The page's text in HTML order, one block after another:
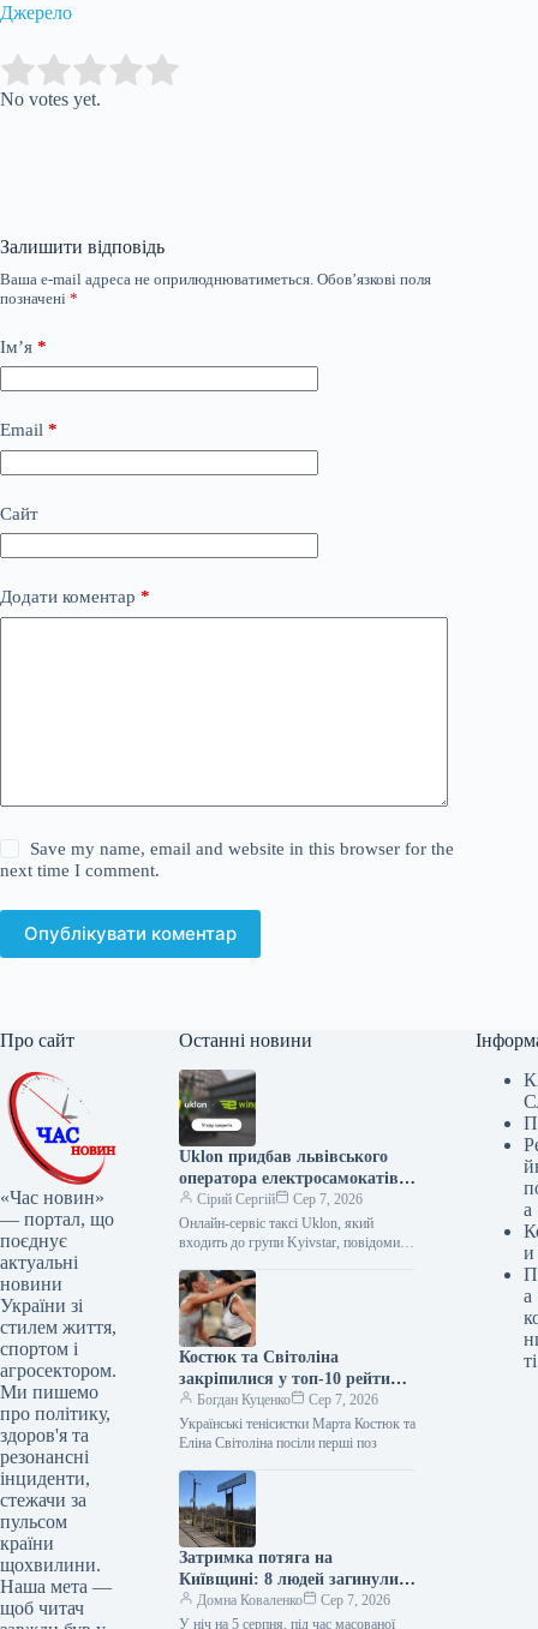
Джерело
Rate this item:
No votes yet.
Залишити відповідь
Ваша e-mail адреса не оприлюднюватиметься. Обов’язкові поля
позначені *
Ім’я *
Email *
Сайт
Додати коментар *
Save my name, email and website in this browser for the
next time I comment.
Опублікувати коментар
Про сайт
«Час новин»
— портал, що
поєднує
актуальні
новини
України зі
стилем життя,
спортом і
агросектором.
Ми пишемо
про політику,
здоров'я та
резонансні
інциденти,
стежачи за
пульсом
країни
щохвилини.
Наша мета —
щоб читач
Останні новини
Uklon придбав львівського
оператора електросамокатів
e-Wings за 97,6 млн грн
Сірий Сергій
Сер 7, 2026
Онлайн-сервіс таксі Uklon, який
входить до групи Kyivstar, повідомив
корпоративних прав львівської
компанії-оператора
Костюк та Світоліна
закріпилися у топ-10 рейтингу
форми сезону yElo
Богдан Куценко
Сер 7, 2026
Українські тенісистки Марта Костюк та
Еліна Світоліна посіли перші поз
Затримка потяга на
Київщині: 8 людей загинули
на станції “Квітнева”
Домна Коваленко
Сер 7, 2026
У ніч на 5 серпня, під час масованої
а
и
а
ті